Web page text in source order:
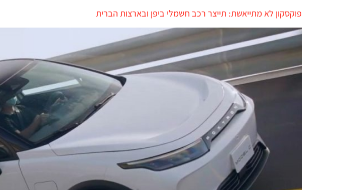
פוקסקון לא מתייאשת: תייצר רכב חשמלי ביפן ובארצות הברית